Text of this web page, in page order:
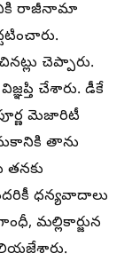
రాజీనామా
చెప్పారు.
చేశారు. డీకే
మెజారిటీ
తాను
తనకు
ధన్యవాదాలు
మల్లికార్జున